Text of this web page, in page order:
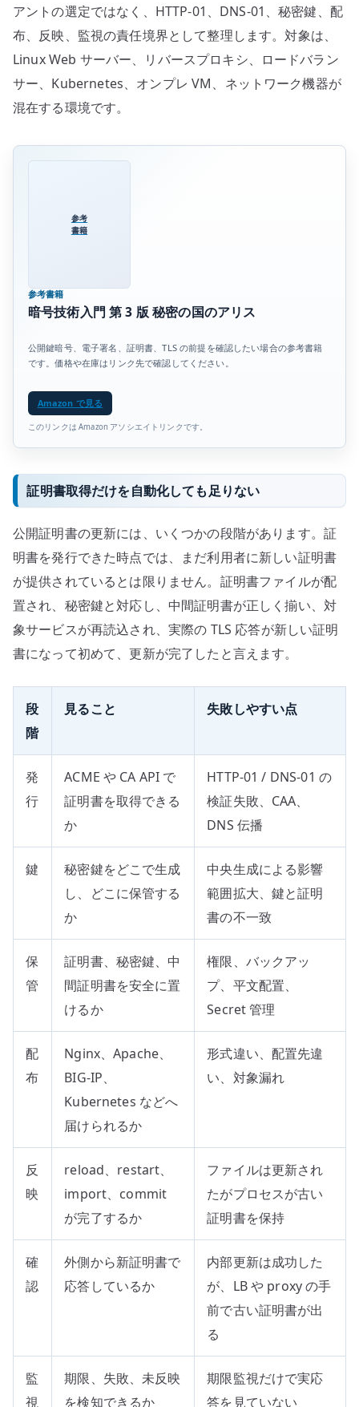
アントの選定ではなく、HTTP-01、DNS-01、秘密鍵、配
布、反映、監視の責任境界として整理します。対象は、
Linux Web サーバー、リバースプロキシ、ロードバラン
サー、Kubernetes、オンプレ VM、ネットワーク機器が
混在する環境です。
参考
書籍
参考書籍
暗号技術入門 第 3 版 秘密の国のアリス
公開鍵暗号、電子署名、証明書、TLS の前提を確認したい場合の参考書籍
です。価格や在庫はリンク先で確認してください。
Amazon で見る
このリンクは Amazon アソシエイトリンクです。
証明書取得だけを自動化しても足りない
公開証明書の更新には、いくつかの段階があります。証
明書を発行できた時点では、まだ利用者に新しい証明書
が提供されているとは限りません。証明書ファイルが配
置され、秘密鍵と対応し、中間証明書が正しく揃い、対
象サービスが再読込され、実際の TLS 応答が新しい証明
書になって初めて、更新が完了したと言えます。
段
階
見ること 失敗しやすい点
発
行
ACME や CA API で
証明書を取得できる
か
HTTP-01 / DNS-01 の
検証失敗、CAA、
DNS 伝播
鍵
秘密鍵をどこで生成
し、どこに保管する
か
中央生成による影響
範囲拡大、鍵と証明
書の不一致
保
管
証明書、秘密鍵、中
間証明書を安全に置
けるか
権限、バックアッ
プ、平文配置、
Secret 管理
配
布
Nginx、Apache、
BIG-IP、
Kubernetes などへ
届けられるか
形式違い、配置先違
い、対象漏れ
反
映
reload、restart、
import、commit
が完了するか
ファイルは更新され
たがプロセスが古い
証明書を保持
確
認
外側から新証明書で
応答しているか
内部更新は成功した
が、LB や proxy の手
前で古い証明書が出
る
監
視
期限、失敗、未反映
を検知できるか
期限監視だけで実応
答を見ていない